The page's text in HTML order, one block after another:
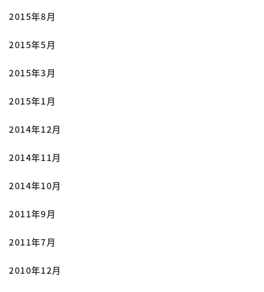
2015年8月
2015年5月
2015年3月
2015年1月
2014年12月
2014年11月
2014年10月
2011年9月
2011年7月
2010年12月